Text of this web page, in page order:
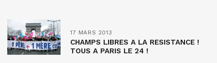
17 MARS 2013
CHAMPS LIBRES A LA RESISTANCE !
TOUS A PARIS LE 24 !